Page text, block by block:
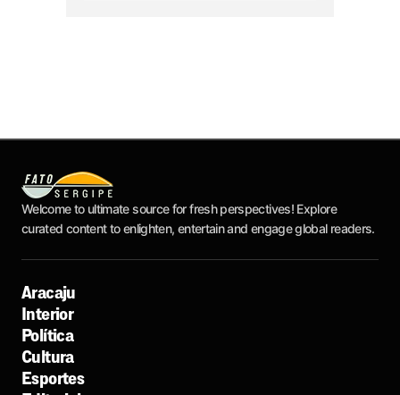
Welcome to ultimate source for fresh perspectives! Explore
curated content to enlighten, entertain and engage global readers.
Aracaju
Interior
Política
Cultura
Esportes